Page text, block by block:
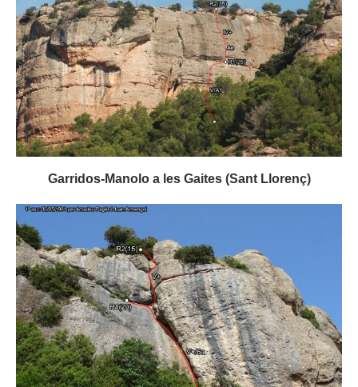
Garridos-Manolo a les Gaites (Sant Llorenç)